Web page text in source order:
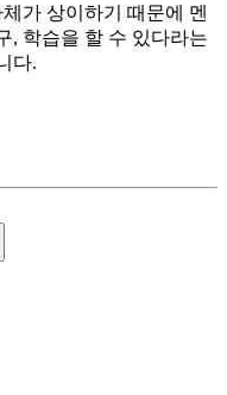
가 상이하기 때문에 멘
, 학습을 할 수 있다라는
다.